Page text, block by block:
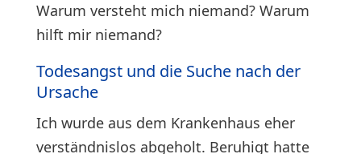
Warum versteht mich niemand? Warum
hilft mir niemand?
Todesangst und die Suche nach der
Ursache
Ich wurde aus dem Krankenhaus eher
verständnislos abgeholt. Beruhigt hatte